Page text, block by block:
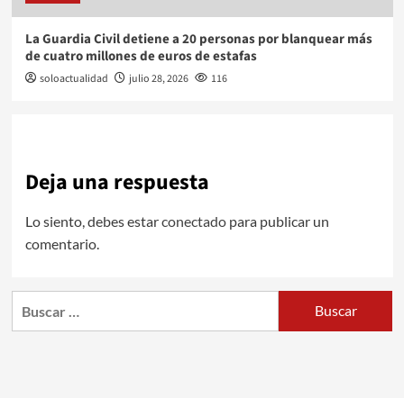
La Guardia Civil detiene a 20 personas por blanquear más
de cuatro millones de euros de estafas
soloactualidad julio 28, 2026 116
Deja una respuesta
Lo siento, debes estarconectadopara publicar un
comentario.